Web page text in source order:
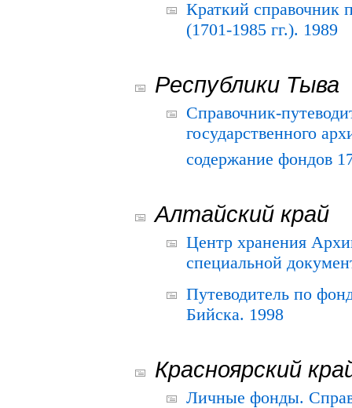
Краткий
(1701-1985 гг.). 1989
Республики Тыва
Справочник-
государственного
содержание фондов
Алтайский край
Центр хранения
специальной
Путеводитель по
Бийска. 1998
Красноярский
Личные фонды.